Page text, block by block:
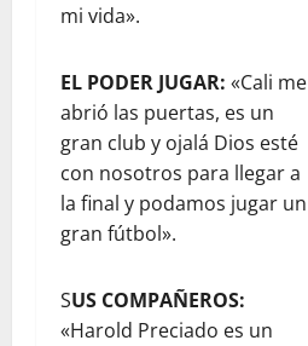
mi vida».
EL PODER JUGAR: «Cali me
abrió las puertas, es un
gran club y ojalá Dios esté
con nosotros para llegar a
la final y podamos jugar un
gran fútbol».
SUS COMPAÑEROS:
«Harold Preciado es un